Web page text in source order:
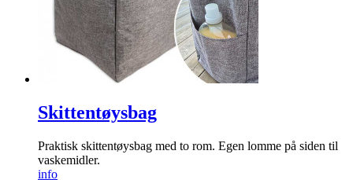
Skittentøysbag
Praktisk skittentøysbag med to rom. Egen lomme på siden til
vaskemidler.
info